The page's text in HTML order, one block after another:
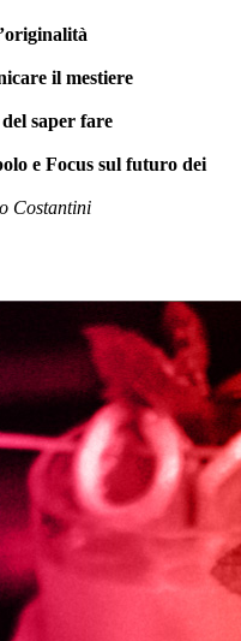
il mestiere
saper fare
e Focus sul futuro dei
Costantini